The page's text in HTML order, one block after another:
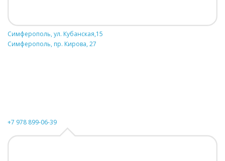
Симферополь, ул. Кубанская,15
Симферополь, пр. Кирова, 27
+7 978 899-06-39